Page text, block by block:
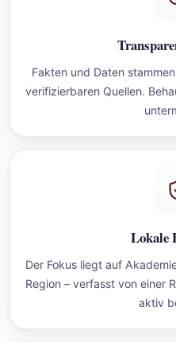
Fakten und Daten
verifizierbaren Quellen.
Lokale
Der Fokus liegt auf
Region – verfasst von einer
aktiv